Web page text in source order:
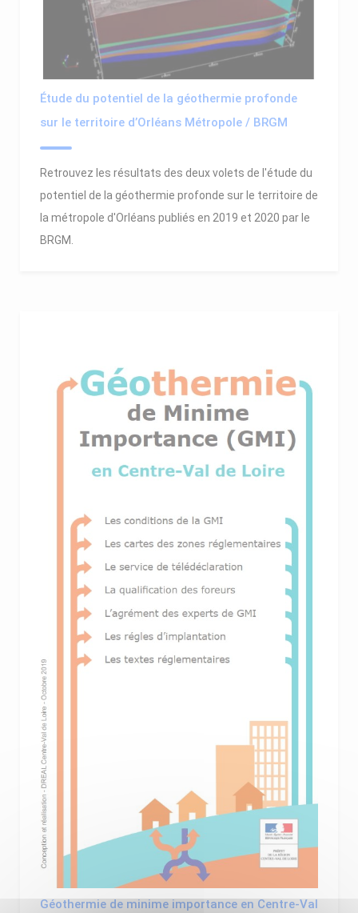
Étude du potentiel de la géothermie profonde
sur le territoire d’Orléans Métropole / BRGM
Retrouvez les résultats des deux volets de l'étude du
potentiel de la géothermie profonde sur le territoire de
la métropole d'Orléans publiés en 2019 et 2020 par le
BRGM.
Géothermie de minime importance en Centre-Val